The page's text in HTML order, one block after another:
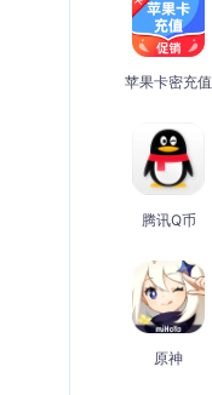
苹果卡密充值
腾讯Q币
原神